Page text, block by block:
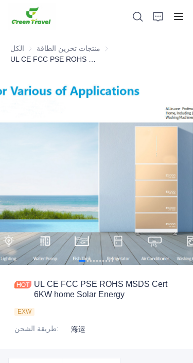
الكل منتجات تخزين الطاقة منتجات تخزين الطاقة
UL CE FCC PSE ROHS MSDS Cert
6KW home Solar Energy
EXW
طريقة الشحن: 海运
بيت
قواعد التصنيع والعمليات
يدعم